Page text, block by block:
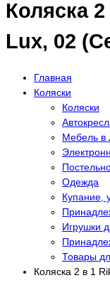
Коляска
Lux, 02
Главная
Коляски
Коляски
Мебель в
Одежда
Купание,
Игрушки
Товары
Коляска 2 в 1